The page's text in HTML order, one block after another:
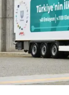
Autoshow’da
söyledikten
modellere dair